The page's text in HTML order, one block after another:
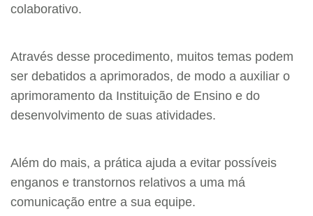
colaborativo.
Através desse procedimento, muitos temas podem
ser debatidos a aprimorados, de modo a auxiliar o
aprimoramento da Instituição de Ensino e do
desenvolvimento de suas atividades.
Além do mais, a prática ajuda a evitar possíveis
enganos e transtornos relativos a uma má
comunicação entre a sua equipe.